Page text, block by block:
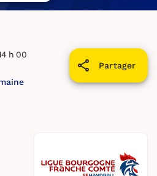
Partager
h 00